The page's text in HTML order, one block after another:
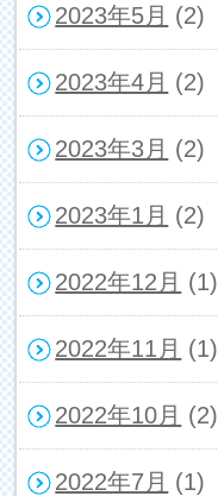
2023年5月 (2)
2023年4月 (2)
2023年3月 (2)
2023年1月 (2)
2022年12月 (1)
2022年11月 (1)
2022年10月 (2)
2022年7月 (1)